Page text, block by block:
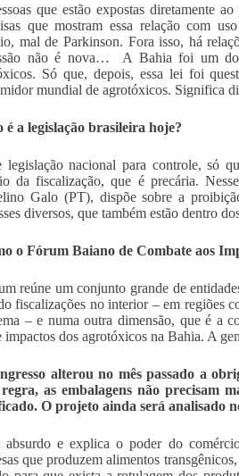
que estão expostas diretamente
que mostram essa relação com
mal de Parkinson. Fora isso, há
não é nova… A Bahia foi um
Só que, depois, essa lei foi
mundial de agrotóxicos. Significa
é a legislação brasileira hoje?
legislação nacional para controle, só
da fiscalização, que é precária.
Galo (PT), dispõe sobre a
diversos, que também estão dentro
o Fórum Baiano de Combate aos
reúne um conjunto grande de
fiscalizações no interior – em regiões
– e numa outra dimensão, que é a
impactos dos agrotóxicos na Bahia. A
alterou no mês passado a
as embalagens não precisam
O projeto ainda será analisado
e explica o poder do
que produzem alimentos